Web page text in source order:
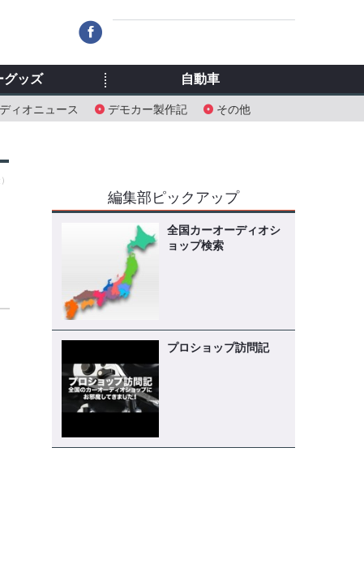
ィオニュース デモカー製作記 その他
グッズ 自動車
編集部ピックアップ
全国カーオーディオシ
ョップ検索
プロショップ訪問記